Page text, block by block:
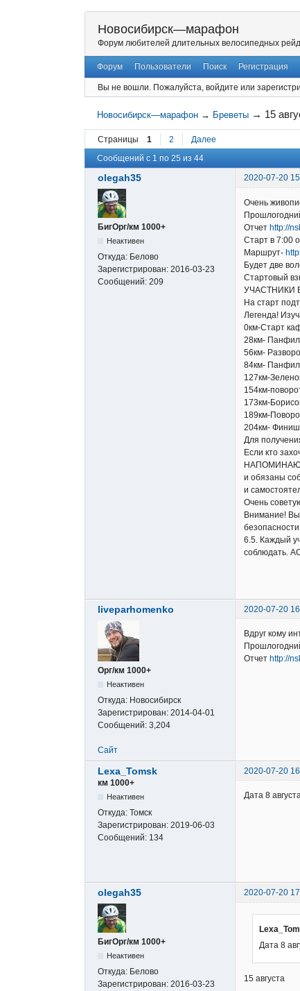
Новосибирск—марафон
Форум любителей длительных велосипедных
Форум Пользователи Поиск Регистрация
Вы не вошли. Пожалуйста, войдите или
Новосибирск—марафон → Бреветы → 15
Страницы 1 2 Далее
Сообщений с 1 по 25 из 44
olegah35 2020-07-20
БигОрг/км 1000+
Неактивен
Откуда: Белово
Зарегистрирован: 2016-03-23
Сообщений: 209
Очень
Отчет http://
Старт в 7:00
Маршрут-
Будет две
Стартовый
УЧАСТНИКИ
На старт
Легенда!
0км-Старт
28км-
56км-
84км-
127км-
154км-
173км-
189км-
204км-
Для
Если кто
НАПОМИНАЮ –
и обязаны
и
Очень
Внимание!
6.5. Каждый
соблюдать.
liveparhomenko 2020-07-20
Орг/км 1000+
Неактивен
Откуда: Новосибирск
Зарегистрирован: 2014-04-01
Сообщений: 3,204
Вдруг кому
Отчет http://
Сайт
Lexa_Tomsk
2020-07-20
км 1000+
Неактивен
Откуда: Томск
Зарегистрирован: 2019-06-03
Сообщений: 134
Дата 8
olegah35 2020-07-20
БигОрг/км 1000+
Неактивен
Откуда: Белово
Зарегистрирован: 2016-03-23
Дата 8
15 августа